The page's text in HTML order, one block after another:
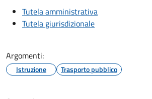
Tutela amministrativa
Tutela giurisdizionale
Argomenti:
Istruzione Trasporto pubblico